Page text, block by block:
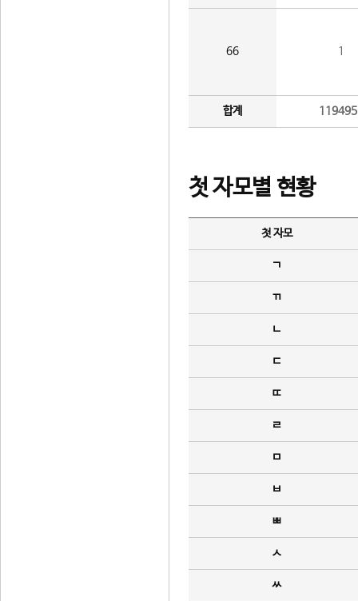
66 1
합계
첫 자모별 현황
첫 자모
ㄱ
ㄲ
ㄴ
ㄷ
ㄸ
ㄹ
ㅁ
ㅂ
ㅃ
ㅅ
ㅆ